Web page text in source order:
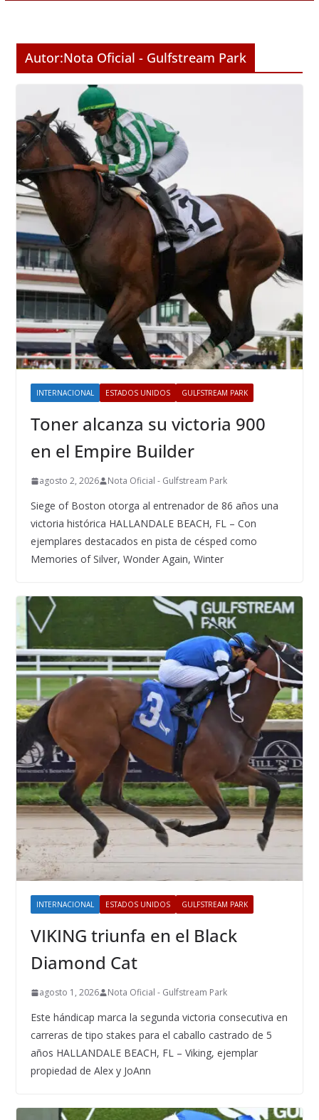
Autor:Nota Oficial - Gulfstream Park
INTERNACIONAL ESTADOS UNIDOS GULFSTREAM PARK
Toner alcanza su victoria 900
en el Empire Builder
agosto 2, 2026 Nota Oficial - Gulfstream Park
Siege of Boston otorga al entrenador de 86 años una
victoria histórica HALLANDALE BEACH, FL – Con
ejemplares destacados en pista de césped como
Memories of Silver, Wonder Again, Winter
INTERNACIONAL ESTADOS UNIDOS GULFSTREAM PARK
VIKING triunfa en el Black
Diamond Cat
agosto 1, 2026 Nota Oficial - Gulfstream Park
Este hándicap marca la segunda victoria consecutiva en
carreras de tipo stakes para el caballo castrado de 5
años HALLANDALE BEACH, FL – Viking, ejemplar
propiedad de Alex y JoAnn